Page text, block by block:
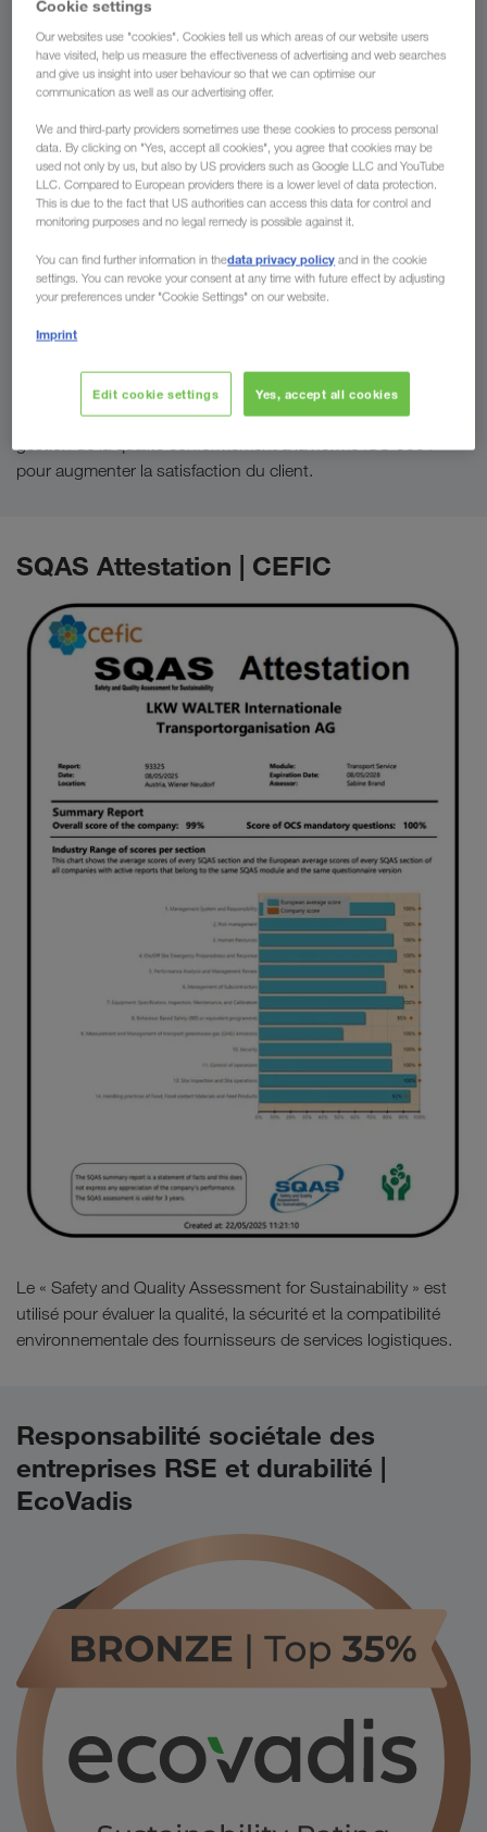
Pour la conception, la gestion et l'amélioration continue des
processus selon les normes internationales de système de
gestion de la qualité conformément à la norme ISO 9001
pour augmenter la satisfaction du client.
SQAS Attestation | CEFIC
Le « Safety and Quality Assessment for Sustainability » est
utilisé pour évaluer la qualité, la sécurité et la compatibilité
environnementale des fournisseurs de services logistiques.
Responsabilité sociétale des
entreprises RSE et durabilité |
EcoVadis
Cookie settings
Our websites use "cookies". Cookies tell us which areas of our website users
have visited, help us measure the effectiveness of advertising and web searches
and give us insight into user behaviour so that we can optimise our
communication as well as our advertising offer.
We and third-party providers sometimes use these cookies to process personal
data. By clicking on "Yes, accept all cookies", you agree that cookies may be
used not only by us, but also by US providers such as Google LLC and YouTube
LLC. Compared to European providers there is a lower level of data protection.
This is due to the fact that US authorities can access this data for control and
monitoring purposes and no legal remedy is possible against it.
You can find further information in thedata privacy policy and in the cookie
settings. You can revoke your consent at any time with future effect by adjusting
your preferences under "Cookie Settings" on our website.
Imprint
Edit cookie settings Yes, accept all cookies